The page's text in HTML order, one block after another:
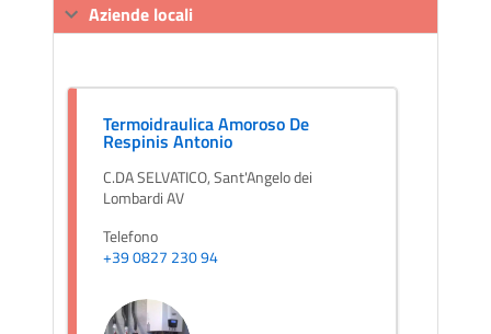
Aziende locali
Termoidraulica Amoroso De
Respinis Antonio
C.DA SELVATICO, Sant'Angelo dei
Lombardi AV
Telefono
+39 0827 230 94